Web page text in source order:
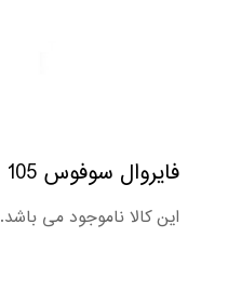
فایروال سوفوس XG 105
این کالا ناموجود می باشد.